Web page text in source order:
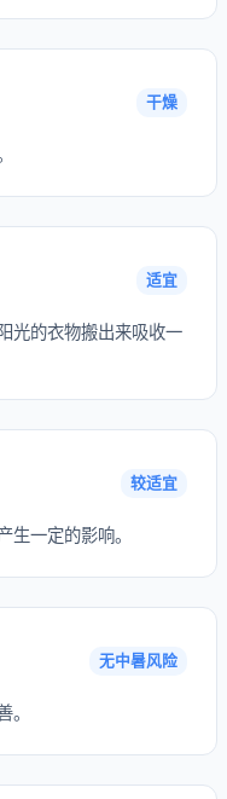
干燥
适宜
光的衣物搬出来吸收一
较适宜
生一定的影响。
无中暑风险
。